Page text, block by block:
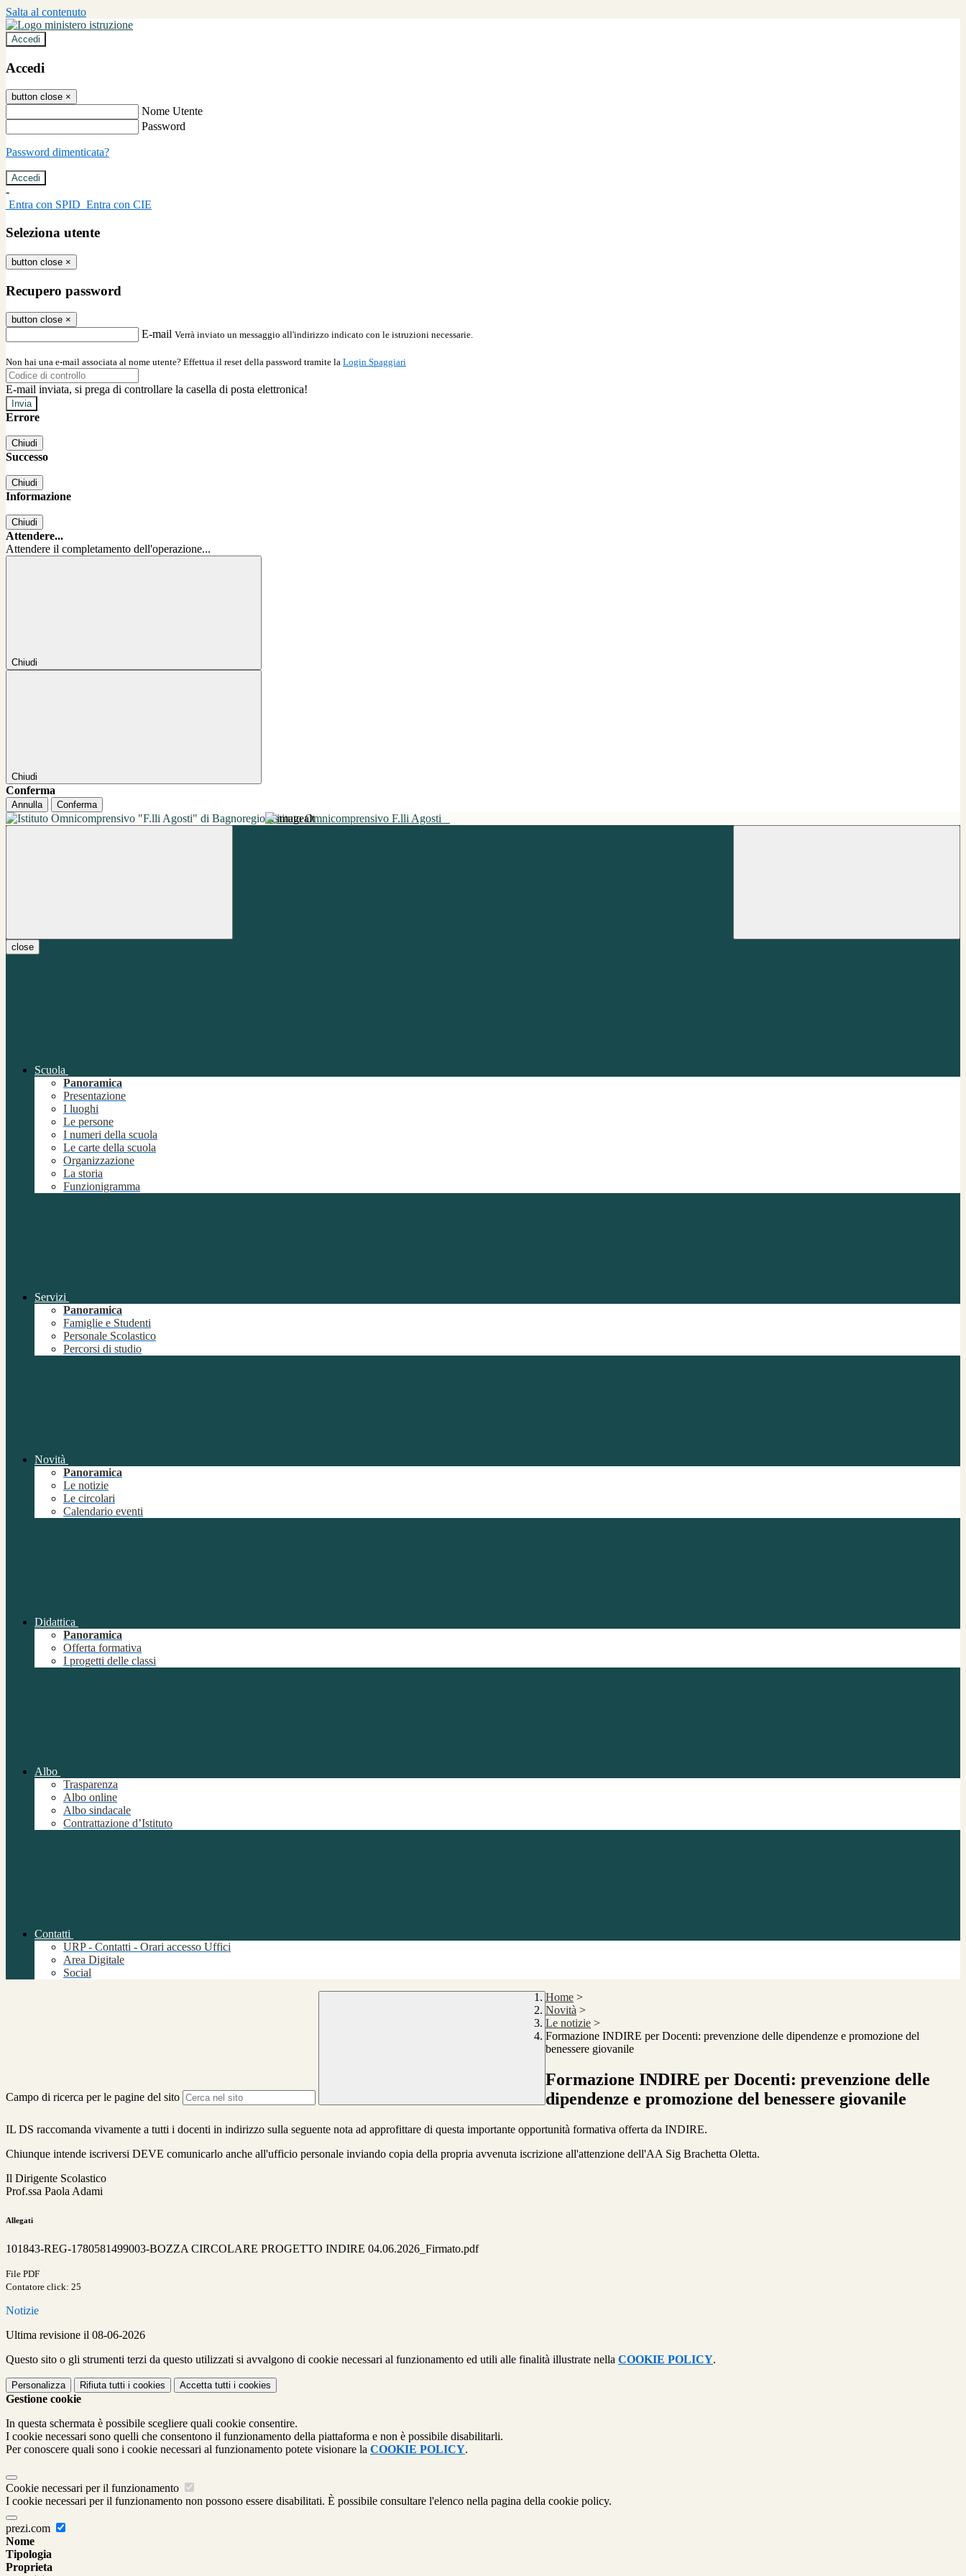
Salta al contenuto
Accedi
Accedi
button close ×
Nome Utente
Password
Password dimenticata?
-
Entra con SPID Entra con CIE
Seleziona utente
button close ×
Recupero password
button close ×
E-mail Verrà inviato un messaggio all'indirizzo indicato con le istruzioni necessarie.
Non hai una e-mail associata al nome utente? Effettua il reset della password tramite la Login Spaggiari
E-mail inviata, si prega di controllare la casella di posta elettronica!
Errore
Chiudi
Successo
Chiudi
Informazione
Chiudi
Attendere...
Attendere il completamento dell'operazione...
Chiudi
Chiudi
Conferma
Annulla Conferma
Istituto Omnicomprensivo F.lli Agosti
close
Scuola
Panoramica
Presentazione
I luoghi
Le persone
I numeri della scuola
Le carte della scuola
Organizzazione
La storia
Funzionigramma
Servizi
Panoramica
Famiglie e Studenti
Personale Scolastico
Percorsi di studio
Novità
Panoramica
Le notizie
Le circolari
Calendario eventi
Didattica
Panoramica
Offerta formativa
I progetti delle classi
Albo
Trasparenza
Albo online
Albo sindacale
Contrattazione d’Istituto
Contatti
URP - Contatti - Orari accesso Uffici
Area Digitale
Social
Campo di ricerca per le pagine del sito
Home >
Novità >
Le notizie >
Formazione INDIRE per Docenti: prevenzione delle dipendenze e promozione del
benessere giovanile
Formazione INDIRE per Docenti: prevenzione delle
dipendenze e promozione del benessere giovanile
IL DS raccomanda vivamente a tutti i docenti in indirizzo sulla seguente nota ad approfittare di questa importante opportunità formativa offerta da INDIRE.
Chiunque intende iscriversi DEVE comunicarlo anche all'ufficio personale inviando copia della propria avvenuta iscrizione all'attenzione dell'AA Sig Brachetta Oletta.
Il Dirigente Scolastico
Prof.ssa Paola Adami
Allegati
101843-REG-1780581499003-BOZZA CIRCOLARE PROGETTO INDIRE 04.06.2026_Firmato.pdf
File PDF
Contatore click: 25
Notizie
Ultima revisione il 08-06-2026
Questo sito o gli strumenti terzi da questo utilizzati si avvalgono di cookie necessari al funzionamento ed utili alle finalità illustrate nella COOKIE POLICY.
Personalizza Rifiuta tutti i cookies Accetta tutti i cookies
Gestione cookie
In questa schermata è possibile scegliere quali cookie consentire.
I cookie necessari sono quelli che consentono il funzionamento della piattaforma e non è possibile disabilitarli.
Per conoscere quali sono i cookie necessari al funzionamento potete visionare la COOKIE POLICY.
Cookie necessari per il funzionamento
I cookie necessari per il funzionamento non possono essere disabilitati. È possibile consultare l'elenco nella pagina della cookie policy.
prezi.com
Nome
Tipologia
Proprieta